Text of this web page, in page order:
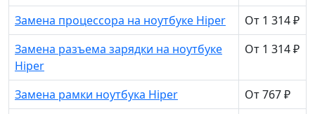
Замена процессора на ноутбуке Hiper
От 1 314 ₽
Замена разъема зарядки на ноутбуке
Hiper
От 1 314 ₽
Замена рамки ноутбука Hiper
От 767 ₽